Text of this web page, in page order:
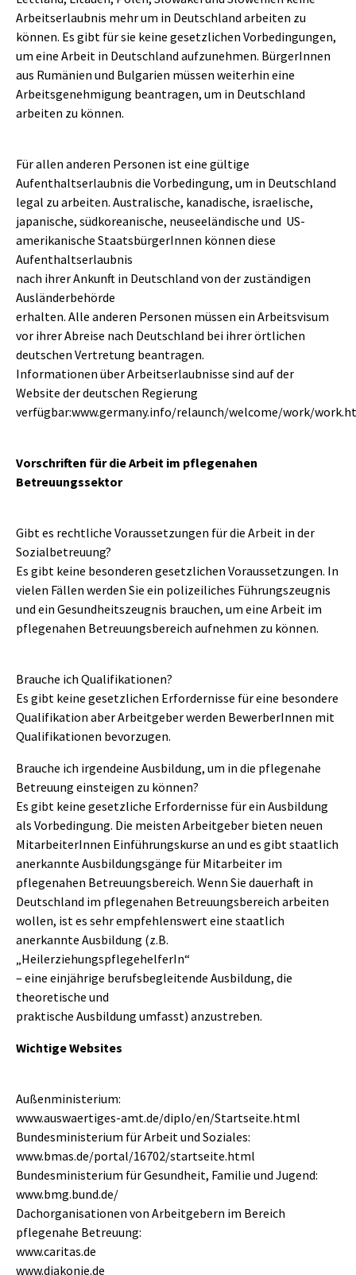
Arbeitserlaubnis mehr um in Deutschland arbeiten zu
können. Es gibt für sie keine gesetzlichen Vorbedingungen,
um eine Arbeit in Deutschland aufzunehmen. BürgerInnen
aus Rumänien und Bulgarien müssen weiterhin eine
Arbeitsgenehmigung beantragen, um in Deutschland
arbeiten zu können.
Für allen anderen Personen ist eine gültige
Aufenthaltserlaubnis die Vorbedingung, um in Deutschland
legal zu arbeiten. Australische, kanadische, israelische,
japanische, südkoreanische, neuseeländische und US-
amerikanische StaatsbürgerInnen können diese
Aufenthaltserlaubnis
nach ihrer Ankunft in Deutschland von der zuständigen
Ausländerbehörde
erhalten. Alle anderen Personen müssen ein Arbeitsvisum
vor ihrer Abreise nach Deutschland bei ihrer örtlichen
deutschen Vertretung beantragen.
Informationen über Arbeitserlaubnisse sind auf der
Website der deutschen Regierung
verfügbar:www.germany.info/relaunch/welcome/work/
Vorschriften für die Arbeit im pflegenahen
Betreuungssektor
Gibt es rechtliche Voraussetzungen für die Arbeit in der
Sozialbetreuung?
Es gibt keine besonderen gesetzlichen Voraussetzungen. In
vielen Fällen werden Sie ein polizeiliches Führungszeugnis
und ein Gesundheitszeugnis brauchen, um eine Arbeit im
pflegenahen Betreuungsbereich aufnehmen zu können.
Brauche ich Qualifikationen?
Es gibt keine gesetzlichen Erfordernisse für eine besondere
Qualifikation aber Arbeitgeber werden BewerberInnen mit
Qualifikationen bevorzugen.
Brauche ich irgendeine Ausbildung, um in die pflegenahe
Betreuung einsteigen zu können?
Es gibt keine gesetzliche Erfordernisse für ein Ausbildung
als Vorbedingung. Die meisten Arbeitgeber bieten neuen
MitarbeiterInnen Einführungskurse an und es gibt staatlich
anerkannte Ausbildungsgänge für Mitarbeiter im
pflegenahen Betreuungsbereich. Wenn Sie dauerhaft in
Deutschland im pflegenahen Betreuungsbereich arbeiten
wollen, ist es sehr empfehlenswert eine staatlich
anerkannte Ausbildung (z.B.
„HeilerziehungspflegehelferIn“
– eine einjährige berufsbegleitende Ausbildung, die
theoretische und
praktische Ausbildung umfasst) anzustreben.
Wichtige Websites
Außenministerium:
www.auswaertiges-amt.de/diplo/en/Startseite.html
Bundesministerium für Arbeit und Soziales:
www.bmas.de/portal/16702/startseite.html
Bundesministerium für Gesundheit, Familie und Jugend:
www.bmg.bund.de/
Dachorganisationen von Arbeitgebern im Bereich
pflegenahe Betreuung:
www.caritas.de
www.diakonie.de